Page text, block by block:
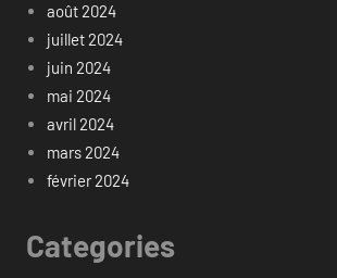
août 2024
juillet 2024
juin 2024
mai 2024
avril 2024
mars 2024
février 2024
Categories